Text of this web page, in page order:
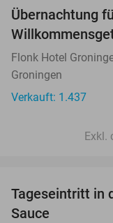
Übernachtung
Flonk Hotel
Groningen
Verkauft: 1.437
Exkl.
Tageseintritt in
Sauce